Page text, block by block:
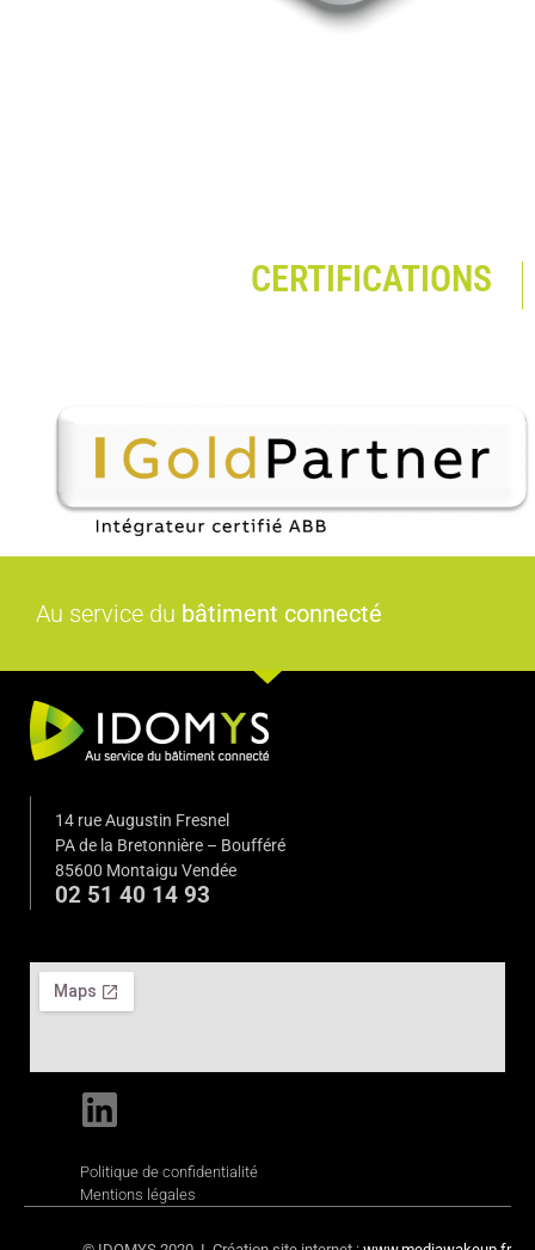
CERTIFICATIONS
Au service du bâtiment connecté
14 rue Augustin Fresnel
PA de la Bretonnière – Boufféré
85600 Montaigu Vendée
02 51 40 14 93
Politique de confidentialité
Mentions légales